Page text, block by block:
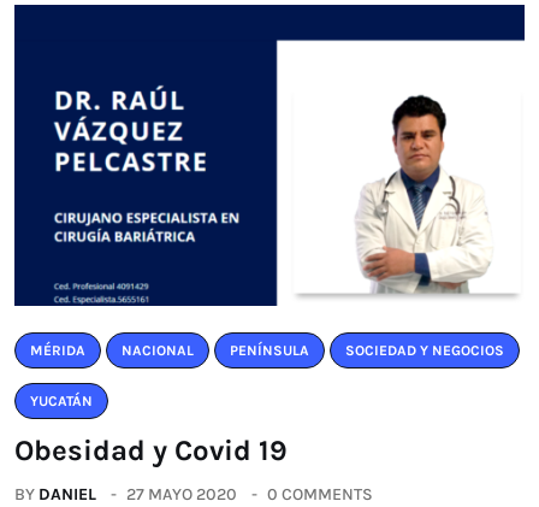
MÉRIDA NACIONAL PENÍNSULA SOCIEDAD Y NEGOCIOS
YUCATÁN
Obesidad y Covid 19
BY DANIEL 27 MAYO 2020 0 COMMENTS